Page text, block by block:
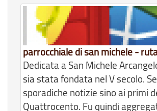
parrocchiale di san michele -
Dedicata a San Michele
sia stata fondata nel V secolo.
sporadiche notizie sino ai primi
Quattrocento. Fu quindi